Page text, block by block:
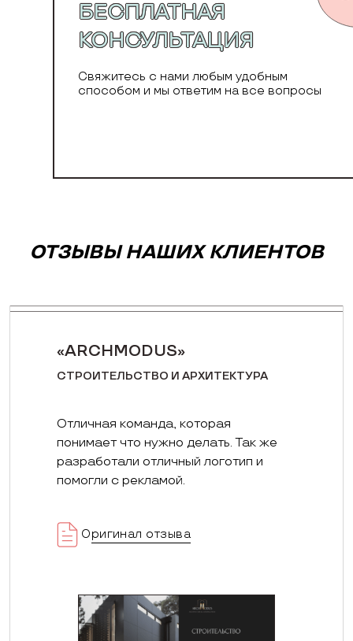
БЕСПЛАТНАЯ
КОНСУЛЬТАЦИЯ
Свяжитесь с нами любым удобным
способом и мы ответим на все вопросы
ОТЗЫВЫ НАШИХ КЛИЕНТОВ
«ARCHMODUS»
СТРОИТЕЛЬСТВО И АРХИТЕКТУРА
Отличная команда, которая
понимает что нужно делать. Так же
разработали отличный логотип и
помогли с рекламой.
Оригинал отзыва